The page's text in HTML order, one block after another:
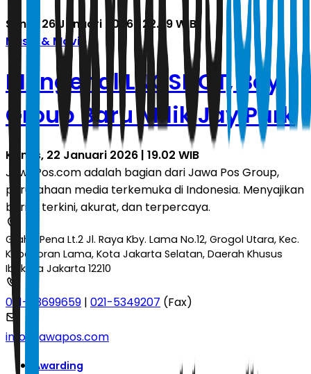
Senin, 26 Januari 2026 | 22.59 WIB
Music & Movie
Mengenal LNGSHOT, Boy
Group Baru Milik Jay Park
Kamis, 22 Januari 2026 | 19.02 WIB
JawaPos.com adalah bagian dari Jawa Pos Group,
perusahaan media terkemuka di Indonesia. Menyajikan
berita terkini, akurat, dan terpercaya.
Graha Pena Lt.2 Jl. Raya Kby. Lama No.12, Grogol Utara, Kec.
Kebayoran Lama, Kota Jakarta Selatan, Daerah Khusus
Ibukota Jakarta 12210
021-53699659 | 021-5349207 (Fax)
info@jawapos.com
Awarding